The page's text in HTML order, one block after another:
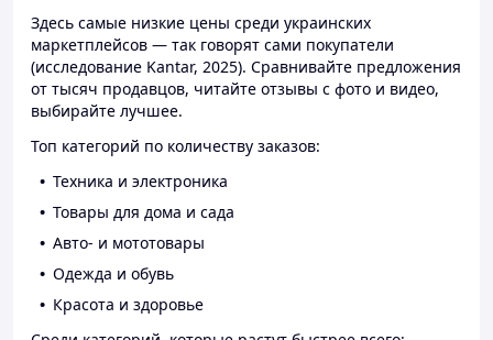
Здесь самые низкие цены среди украинских
маркетплейсов — так говорят сами покупатели
(исследование Kantar, 2025). Сравнивайте предложения
от тысяч продавцов, читайте отзывы с фото и видео,
выбирайте лучшее.
Топ категорий по количеству заказов:
Техника и электроника
Товары для дома и сада
Авто- и мототовары
Одежда и обувь
Красота и здоровье